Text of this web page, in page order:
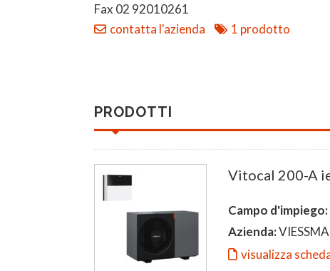
Fax 02 92010261
contatta l'azienda
1 prodotto
PRODOTTI
Vitocal 200-A
Campo d'impiego:
Azienda:
visualizza